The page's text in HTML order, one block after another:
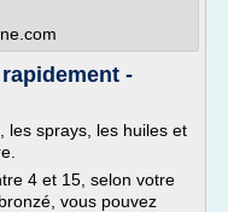
-
les sprays, les huiles et
4 et 15, selon votre
vous pouvez